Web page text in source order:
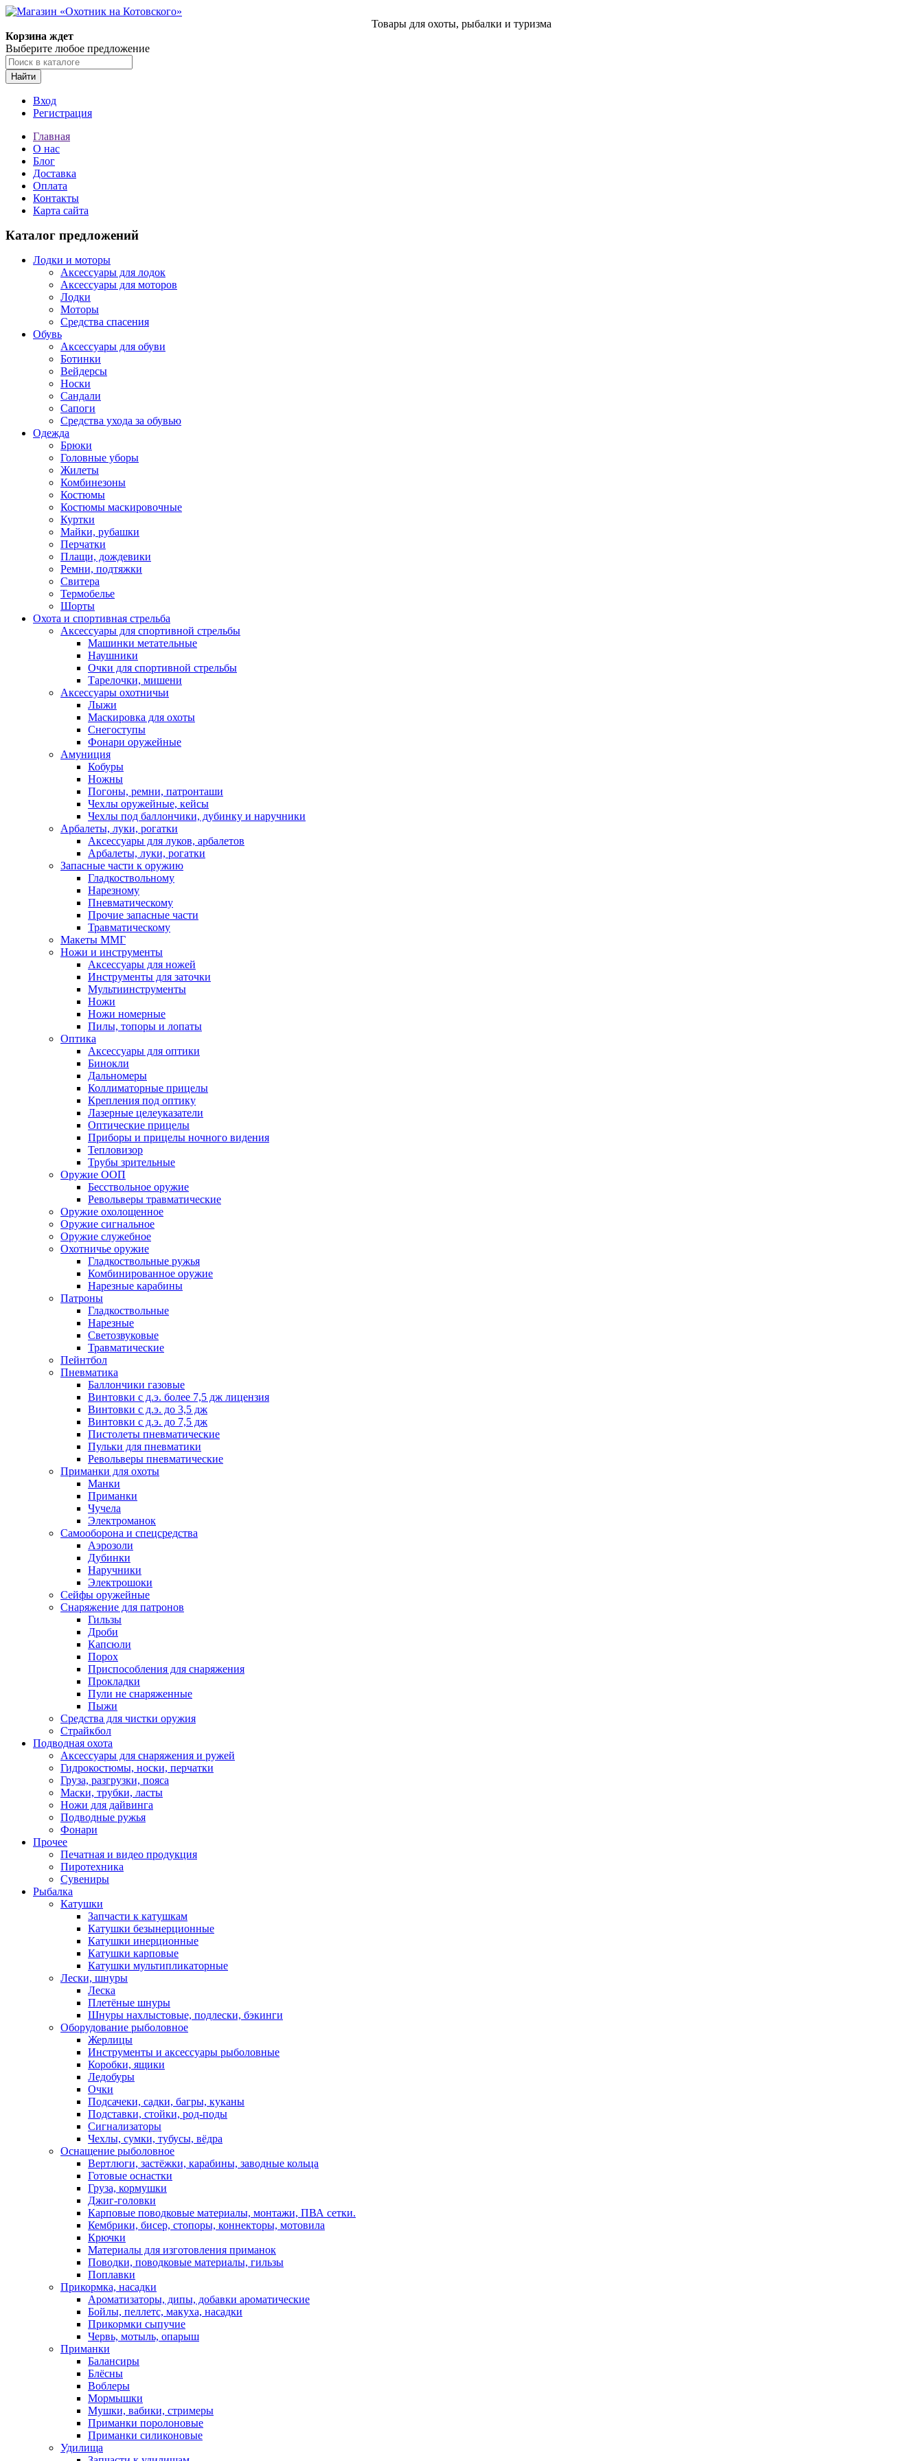
Товары для охоты, рыбалки и туризма
Корзина ждет
Выберите любое предложение
Найти
Вход
Регистрация
Главная
О нас
Блог
Доставка
Оплата
Контакты
Карта сайта
Каталог предложений
Лодки и моторы
Аксессуары для лодок
Аксессуары для моторов
Лодки
Моторы
Средства спасения
Обувь
Аксессуары для обуви
Ботинки
Вейдерсы
Носки
Сандали
Сапоги
Средства ухода за обувью
Одежда
Брюки
Головные уборы
Жилеты
Комбинезоны
Костюмы
Костюмы маскировочные
Куртки
Майки, рубашки
Перчатки
Плащи, дождевики
Ремни, подтяжки
Свитера
Термобелье
Шорты
Охота и спортивная стрельба
Аксессуары для спортивной стрельбы
Машинки метательные
Наушники
Очки для спортивной стрельбы
Тарелочки, мишени
Аксессуары охотничьи
Лыжи
Маскировка для охоты
Снегоступы
Фонари оружейные
Амуниция
Кобуры
Ножны
Погоны, ремни, патронташи
Чехлы оружейные, кейсы
Чехлы под баллончики, дубинку и наручники
Арбалеты, луки, рогатки
Аксессуары для луков, арбалетов
Арбалеты, луки, рогатки
Запасные части к оружию
Гладкоствольному
Нарезному
Пневматическому
Прочие запасные части
Травматическому
Макеты ММГ
Ножи и инструменты
Аксессуары для ножей
Инструменты для заточки
Мультиинструменты
Ножи
Ножи номерные
Пилы, топоры и лопаты
Оптика
Аксессуары для оптики
Бинокли
Дальномеры
Коллиматорные прицелы
Крепления под оптику
Лазерные целеуказатели
Оптические прицелы
Приборы и прицелы ночного видения
Тепловизор
Трубы зрительные
Оружие ООП
Бесствольное оружие
Револьверы травматические
Оружие охолощенное
Оружие сигнальное
Оружие служебное
Охотничье оружие
Гладкоствольные ружья
Комбинированное оружие
Нарезные карабины
Патроны
Гладкоствольные
Нарезные
Светозвуковые
Травматические
Пейнтбол
Пневматика
Баллончики газовые
Винтовки с д.э. более 7,5 дж лицензия
Винтовки с д.э. до 3,5 дж
Винтовки с д.э. до 7,5 дж
Пистолеты пневматические
Пульки для пневматики
Револьверы пневматические
Приманки для охоты
Манки
Приманки
Чучела
Электроманок
Самооборона и спецсредства
Аэрозоли
Дубинки
Наручники
Электрошоки
Сейфы оружейные
Снаряжение для патронов
Гильзы
Дроби
Капсюли
Порох
Приспособления для снаряжения
Прокладки
Пули не снаряженные
Пыжи
Средства для чистки оружия
Страйкбол
Подводная охота
Аксессуары для снаряжения и ружей
Гидрокостюмы, носки, перчатки
Груза, разгрузки, пояса
Маски, трубки, ласты
Ножи для дайвинга
Подводные ружья
Фонари
Прочее
Печатная и видео продукция
Пиротехника
Сувениры
Рыбалка
Катушки
Запчасти к катушкам
Катушки безынерционные
Катушки инерционные
Катушки карповые
Катушки мультипликаторные
Лески, шнуры
Леска
Плетёные шнуры
Шнуры нахлыстовые, подлески, бэкинги
Оборудование рыболовное
Жерлицы
Инструменты и аксессуары рыболовные
Коробки, ящики
Ледобуры
Очки
Подсачеки, садки, багры, куканы
Подставки, стойки, род-поды
Сигнализаторы
Чехлы, сумки, тубусы, вёдра
Оснащение рыболовное
Вертлюги, застёжки, карабины, заводные кольца
Готовые оснастки
Груза, кормушки
Джиг-головки
Карповые поводковые материалы, монтажи, ПВА сетки.
Кембрики, бисер, стопоры, коннекторы, мотовила
Крючки
Материалы для изготовления приманок
Поводки, поводковые материалы, гильзы
Поплавки
Прикормка, насадки
Ароматизаторы, дипы, добавки ароматические
Бойлы, пеллетс, макуха, насадки
Прикормки сыпучие
Червь, мотыль, опарыш
Приманки
Балансиры
Блёсны
Воблеры
Мормышки
Мушки, вабики, стримеры
Приманки поролоновые
Приманки силиконовые
Удилища